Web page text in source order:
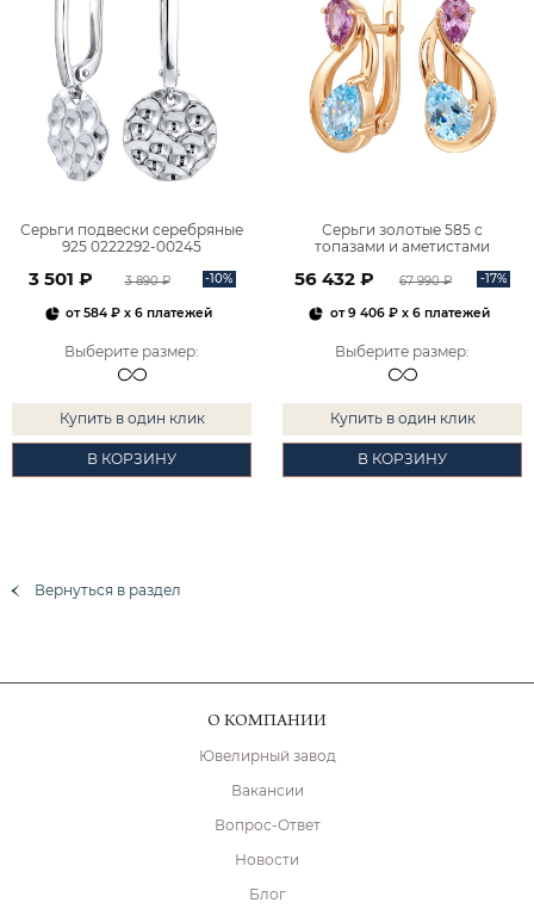
Серьги подвески серебряные
925 0222292-00245
3 501 ₽ 3 890 ₽ -10%
от584 ₽ x 6 платежей
Выберите размер:
Купить в один клик
В КОРЗИНУ
Серьги золотые 585 с
топазами и аметистами
56 432 ₽ 67 990 ₽ -17%
от9 406 ₽x 6 платежей
Выберите размер:
Купить в один клик
В КОРЗИНУ
Вернуться в раздел
О КОМПАНИИ
Ювелирный завод
Вакансии
Вопрос-Ответ
Новости
Блог